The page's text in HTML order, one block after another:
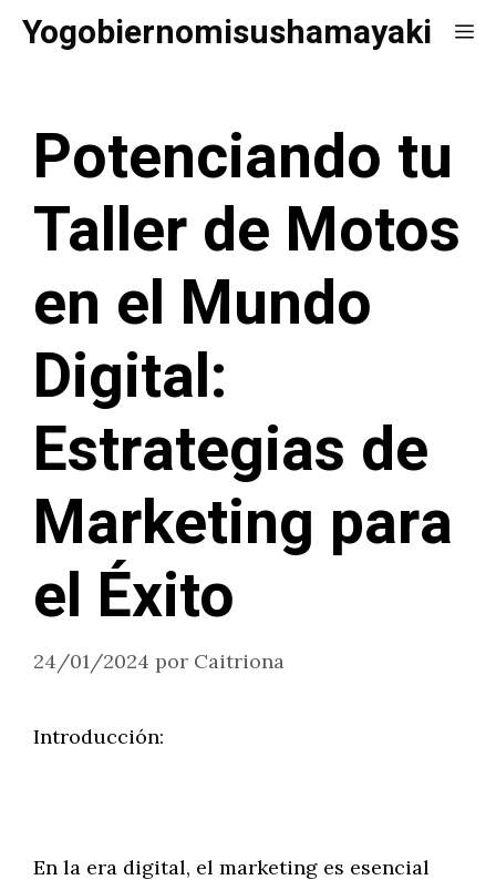
SaltarYogobiernomisushamayaki
Potenciando tu
Taller de Motos
en el Mundo
Digital:
Estrategias de
Marketing para
el Éxito
24/01/2024 por Caitriona
Introducción:
En la era digital, el marketing es esencial